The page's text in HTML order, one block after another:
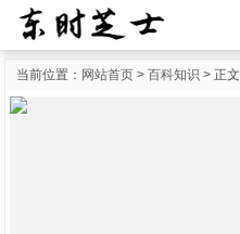
当前位置： 网站首页 > 百科知识 > 正文